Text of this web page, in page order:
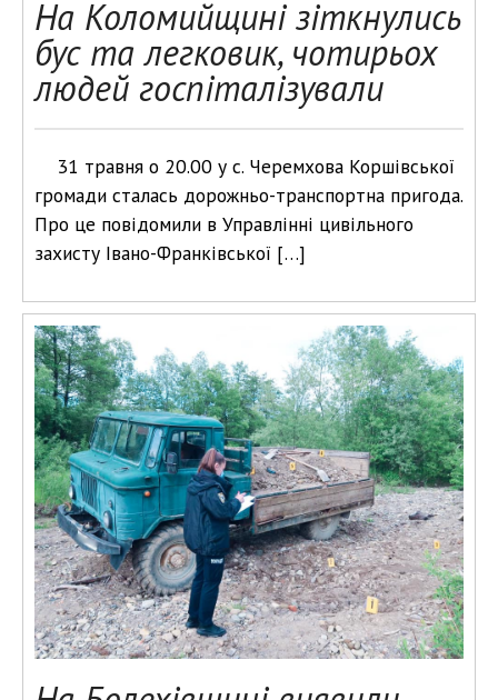
На Коломийщині зіткнулись
бус та легковик, чотирьох
людей госпіталізували
31 травня о 20.00 у с. Черемхова Коршівської
громади сталась дорожньо-транспортна пригода.
Про це повідомили в Управлінні цивільного
захисту Івано-Франківської […]